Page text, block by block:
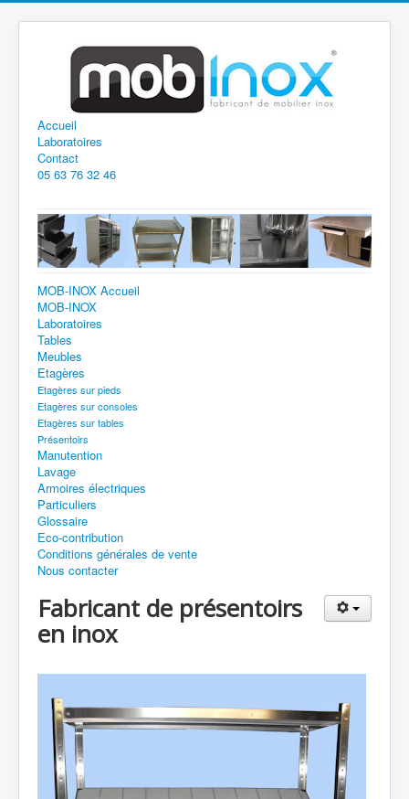
Accueil
Laboratoires
Contact
05 63 76 32 46
MOB-INOX Accueil
MOB-INOX
Laboratoires
Tables
Meubles
Etagères
Etagères sur pieds
Etagères sur consoles
Etagères sur tables
Présentoirs
Manutention
Lavage
Armoires électriques
Particuliers
Glossaire
Eco-contribution
Conditions générales de vente
Nous contacter
Fabricant de présentoirs
en inox